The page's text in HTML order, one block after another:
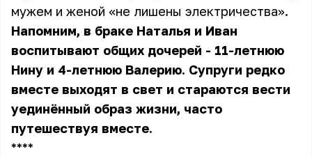
мужем и женой «не лишены электричества».
Напомним, в браке Наталья и Иван
воспитывают общих дочерей - 11-летнюю
Нину и 4-летнюю Валерию. Супруги редко
вместе выходят в свет и стараются вести
уединённый образ жизни, часто
путешествуя вместе.
** **